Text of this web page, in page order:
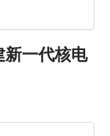
新一代核电